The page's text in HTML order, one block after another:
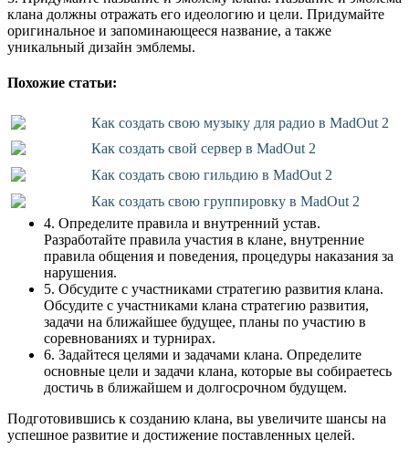
клана должны отражать его идеологию и цели. Придумайте
оригинальное и запоминающееся название, а также
уникальный дизайн эмблемы.
Похожие статьи:
Как создать свою музыку для радио в MadOut 2
Как создать свой сервер в MadOut 2
Как создать свою гильдию в MadOut 2
Как создать свою группировку в MadOut 2
4. Определите правила и внутренний устав.
Разработайте правила участия в клане, внутренние
правила общения и поведения, процедуры наказания за
нарушения.
5. Обсудите с участниками стратегию развития клана.
Обсудите с участниками клана стратегию развития,
задачи на ближайшее будущее, планы по участию в
соревнованиях и турнирах.
6. Задайтеся целями и задачами клана. Определите
основные цели и задачи клана, которые вы собираетесь
достичь в ближайшем и долгосрочном будущем.
Подготовившись к созданию клана, вы увеличите шансы на
успешное развитие и достижение поставленных целей.